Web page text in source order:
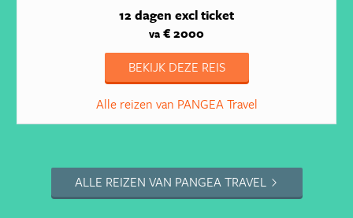
12 dagen excl ticket
va € 2000
BEKIJK DEZE REIS
Alle reizen van PANGEA Travel
ALLE REIZEN VAN PANGEA TRAVEL